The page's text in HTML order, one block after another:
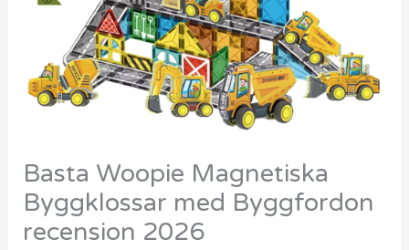
Basta Woopie Magnetiska
Byggklossar med Byggfordon
recension 2026